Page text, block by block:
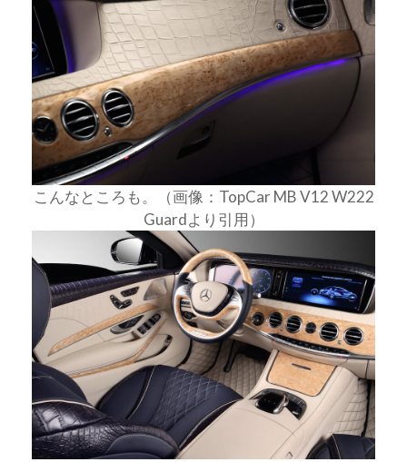
こんなところも。（画像：TopCar MB V12 W222
Guardより引用）